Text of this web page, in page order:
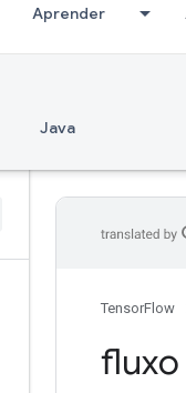
Aprender
Java
TensorFlow